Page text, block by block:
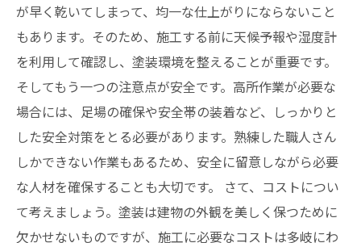
が早く乾いてしまって、均一な仕上がりにならないこと
もあります。そのため、施工する前に天候予報や湿度計
を利用して確認し、塗装環境を整えることが重要です。
そしてもう一つの注意点が安全です。高所作業が必要な
場合には、足場の確保や安全帯の装着など、しっかりと
した安全対策をとる必要があります。熟練した職人さん
しかできない作業もあるため、安全に留意しながら必要
な人材を確保することも大切です。 さて、コストについ
て考えましょう。塗装は建物の外観を美しく保つために
欠かせないものですが、施工に必要なコストは多岐にわ